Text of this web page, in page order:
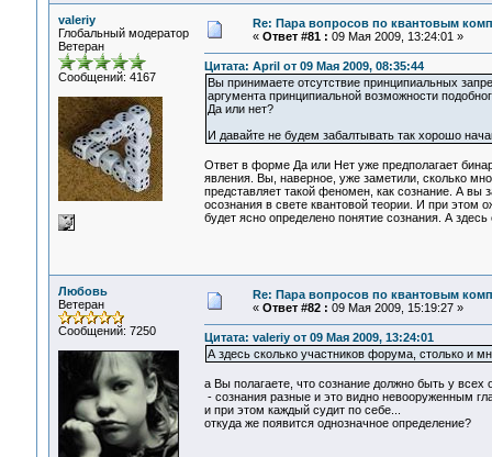
valeriy
Глобальный модератор
Ветеран
Сообщений: 4167
Re: Пара вопросов по квантовым
« Ответ #81 : 09 Мая 2009, 13:24:01 »
Цитата: April от 09 Мая 2009, 08:35:44
Вы принимаете отсутствие принципиальных
аргумента принципиальной возможности
Да или нет?
И давайте не будем забалтывать так хорошо
Ответ в форме Да или Нет уже предполагает
явления. Вы, наверное, уже заметили, сколько
представляет такой феномен, как сознание. А
осознания в свете квантовой теории. И при этом
будет ясно определено понятие сознания. А
Любовь
Ветеран
Сообщений: 7250
Re: Пара вопросов по квантовым
« Ответ #82 : 09 Мая 2009, 15:19:27 »
Цитата: valeriy от 09 Мая 2009, 13:24:01
А здесь сколько участников форума, столько и
а Вы полагаете, что сознание должно быть у всех
- сознания разные и это видно невооруженным
и при этом каждый судит по себе...
откуда же появится однозначное определение?